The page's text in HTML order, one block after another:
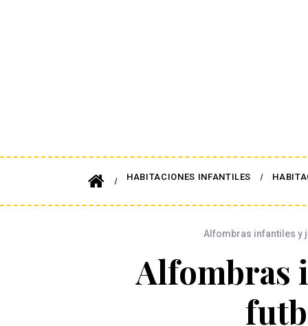
HABITACIONES INFANTILES
Alfombras infantiles y
Alfombras